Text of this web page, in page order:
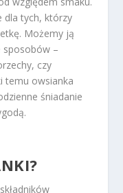
dla tych, którzy
Możemy ją
sposobów –
czy
temu owsianka
śniadanie